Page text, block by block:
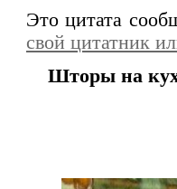
Это цитата
свой цитатник
Шторы на